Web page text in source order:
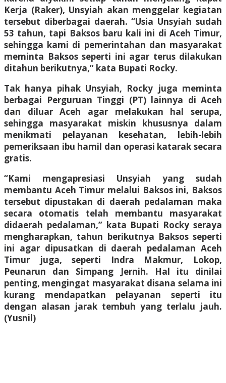
Kerja (Raker), Unsyiah akan menggelar kegiatan
tersebut diberbagai daerah. “Usia Unsyiah sudah
53 tahun, tapi Baksos baru kali ini di Aceh Timur,
sehingga kami di pemerintahan dan masyarakat
meminta Baksos seperti ini agar terus dilakukan
ditahun berikutnya,” kata Bupati Rocky.
Tak hanya pihak Unsyiah, Rocky juga meminta
berbagai Perguruan Tinggi (PT) lainnya di Aceh
dan diluar Aceh agar melakukan hal serupa,
sehingga masyarakat miskin khususnya dalam
menikmati pelayanan kesehatan, lebih-lebih
pemeriksaan ibu hamil dan operasi katarak secara
gratis.
“Kami mengapresiasi Unsyiah yang sudah
membantu Aceh Timur melalui Baksos ini, Baksos
tersebut dipustakan di daerah pedalaman maka
secara otomatis telah membantu masyarakat
didaerah pedalaman,” kata Bupati Rocky seraya
mengharapkan, tahun berikutnya Baksos seperti
ini agar dipusatkan di daerah pedalaman Aceh
Timur juga, seperti Indra Makmur, Lokop,
Peunarun dan Simpang Jernih. Hal itu dinilai
penting, mengingat masyarakat disana selama ini
kurang mendapatkan pelayanan seperti itu
dengan alasan jarak tembuh yang terlalu jauh.
(Yusnil)